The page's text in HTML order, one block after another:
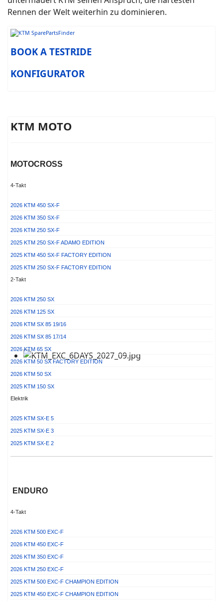
Rennen der Welt weiterhin zu dominieren.
BOOK A TESTRIDE
KONFIGURATOR
KTM MOTO
MOTOCROSS
4-Takt
2026 KTM 450 SX-F
2026 KTM 350 SX-F
2026 KTM 250 SX-F
2025 KTM 250 SX-F ADAMO EDITION
2025 KTM 450 SX-F FACTORY EDITION
2025 KTM 250 SX-F FACTORY EDITION
2-Takt
2026 KTM 250 SX
2026 KTM 125 SX
2026 KTM SX 85 19/16
2026 KTM SX 85 17/14
2026 KTM 65 SX
2026 KTM 50 SX FACTORY EDITION
2026 KTM 50 SX
2025 KTM 150 SX
Elektrik
2025 KTM SX-E 5
2025 KTM SX-E 3
2025 KTM SX-E 2
ENDURO
4-Takt
2026 KTM 500 EXC-F
2026 KTM 450 EXC-F
2026 KTM 350 EXC-F
2026 KTM 250 EXC-F
2025 KTM 500 EXC-F CHAMPION EDITION
2025 KTM 450 EXC-F CHAMPION EDITION